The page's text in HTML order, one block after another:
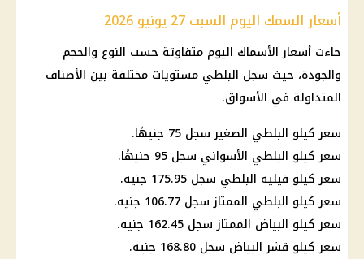
أسعار السمك اليوم السبت 27 يونيو 2026
جاءت أسعار الأسماك اليوم متفاوتة حسب النوع والحجم
والجودة، حيث سجل البلطي مستويات مختلفة بين الأصناف
المتداولة في الأسواق.
سعر كيلو البلطي الصغير سجل 75 جنيهًا.
سعر كيلو البلطي الأسواني سجل 95 جنيهًا.
سعر كيلو فيليه البلطي سجل 175.95 جنيه.
سعر كيلو البلطي الممتاز سجل 106.77 جنيه.
سعر كيلو البياض الممتاز سجل 162.45 جنيه.
سعر كيلو قشر البياض سجل 168.80 جنيه.